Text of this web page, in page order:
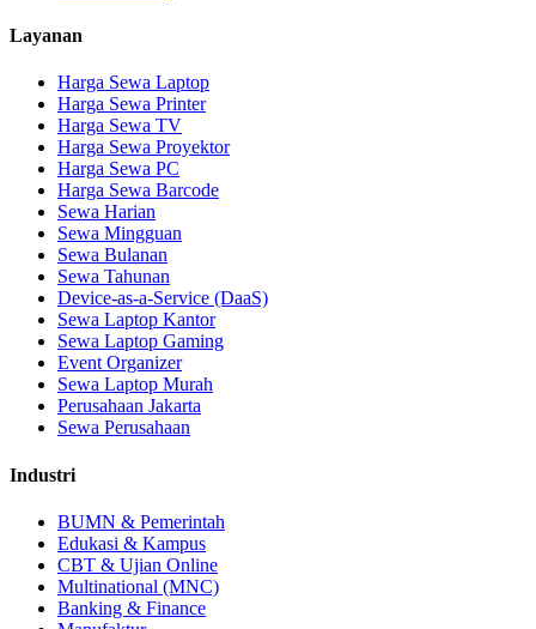
Layanan
Harga Sewa Laptop
Harga Sewa Printer
Harga Sewa TV
Harga Sewa Proyektor
Harga Sewa PC
Harga Sewa Barcode
Sewa Harian
Sewa Mingguan
Sewa Bulanan
Sewa Tahunan
Device-as-a-Service (DaaS)
Sewa Laptop Kantor
Sewa Laptop Gaming
Event Organizer
Sewa Laptop Murah
Perusahaan Jakarta
Sewa Perusahaan
Industri
BUMN & Pemerintah
Edukasi & Kampus
CBT & Ujian Online
Multinational (MNC)
Banking & Finance